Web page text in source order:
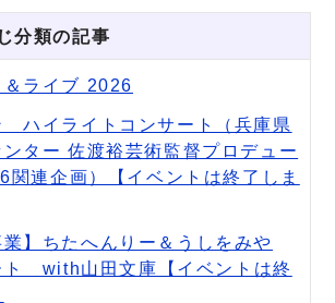
分類の記事
ライブ 2026
ハイライトコンサート（兵庫県
ター 佐渡裕芸術監督プロデュー
関連企画）【イベントは終了しま
業】ちたへんりー＆うしをみや
with山田文庫【イベントは終